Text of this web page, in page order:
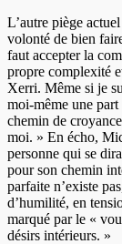
L’autre piège
volonté de bien
faut accepter la
propre complexité
Xerri. Même si je
moi-même une
chemin de
moi. » En écho,
personne qui se
pour son chemin
parfaite n’existe
d’humilité, en
marqué par le «
désirs intérieurs. »